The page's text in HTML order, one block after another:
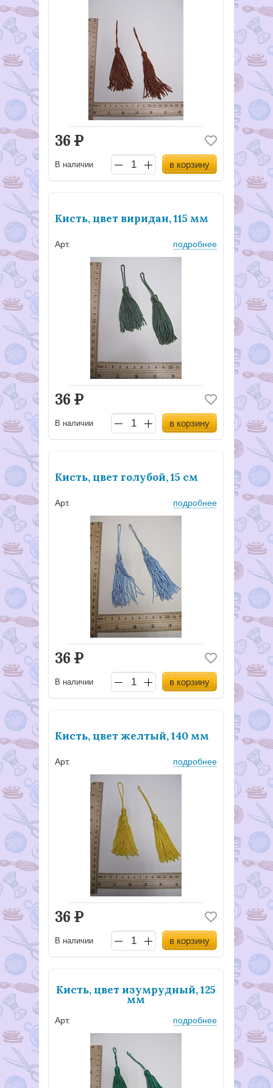
36 Р
В наличии в корзину
Кисть, цвет виридан, 115 мм
Арт. подробнее
36 Р
В наличии в корзину
Кисть, цвет голубой, 15 см
Арт. подробнее
36 Р
В наличии в корзину
Кисть, цвет желтый, 140 мм
Арт. подробнее
36 Р
В наличии в корзину
Кисть, цвет изумрудный, 125
мм
Арт. подробнее